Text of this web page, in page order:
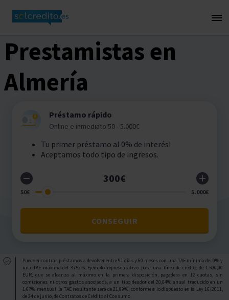
Prestamistas en
Almería
Préstamo rápido
Online e inmediato 50 - 5.000€
Tu primer préstamo al 0% de interés!
Aceptamos todo tipo de ingresos.
CONSEGUIR
Puede encontrar préstamos a devolver entre 91 días y 60 meses con una TAE mínima del 0% y
una TAE máxima del 3752%. Ejemplo representativo: para una línea de crédito de 1.500,00
EUR, que se alcanza al máximo en la primera disposición, pagadera en 12 cuotas, sin
comisiones ni otros gastos asociados, a un tipo deudor del 20,04% anual traducido en un
1,67% mensual, la TAE resultante será de 21,99%, conforme a lo dispuesto en la Ley 16/2011,
de 24 de junio, de Contratos de Crédito al Consumo.